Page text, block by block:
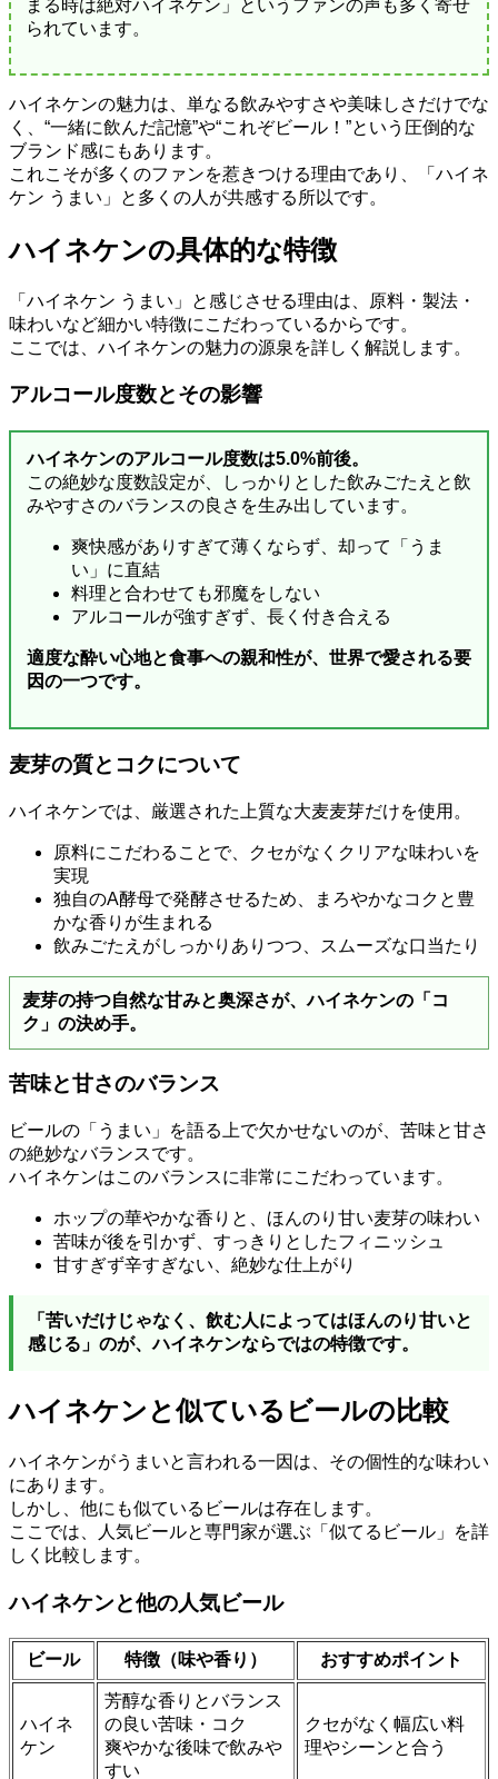
まる時は絶対ハイネケン」というファンの声も多く寄せ
られています。
ハイネケンの魅力は、単なる飲みやすさや美味しさだけでな
く、“一緒に飲んだ記憶”や“これぞビール！”という圧倒的な
ブランド感にもあります。
これこそが多くのファンを惹きつける理由であり、「ハイネ
ケン うまい」と多くの人が共感する所以です。
ハイネケンの具体的な特徴
「ハイネケン うまい」と感じさせる理由は、原料・製法・
味わいなど細かい特徴にこだわっているからです。
ここでは、ハイネケンの魅力の源泉を詳しく解説します。
アルコール度数とその影響
ハイネケンのアルコール度数は5.0%前後。
この絶妙な度数設定が、しっかりとした飲みごたえと飲
みやすさのバランスの良さを生み出しています。
爽快感がありすぎて薄くならず、却って「うま
い」に直結
料理と合わせても邪魔をしない
アルコールが強すぎず、長く付き合える
適度な酔い心地と食事への親和性が、世界で愛される要
因の一つです。
麦芽の質とコクについて
ハイネケンでは、厳選された上質な大麦麦芽だけを使用。
原料にこだわることで、クセがなくクリアな味わいを
実現
独自のA酵母で発酵させるため、まろやかなコクと豊
かな香りが生まれる
飲みごたえがしっかりありつつ、スムーズな口当たり
麦芽の持つ自然な甘みと奥深さが、ハイネケンの「コ
ク」の決め手。
苦味と甘さのバランス
ビールの「うまい」を語る上で欠かせないのが、苦味と甘さ
の絶妙なバランスです。
ハイネケンはこのバランスに非常にこだわっています。
ホップの華やかな香りと、ほんのり甘い麦芽の味わい
苦味が後を引かず、すっきりとしたフィニッシュ
甘すぎず辛すぎない、絶妙な仕上がり
「苦いだけじゃなく、飲む人によってはほんのり甘いと
感じる」のが、ハイネケンならではの特徴です。
ハイネケンと似ているビールの比較
ハイネケンがうまいと言われる一因は、その個性的な味わい
にあります。
しかし、他にも似ているビールは存在します。
ここでは、人気ビールと専門家が選ぶ「似てるビール」を詳
しく比較します。
ハイネケンと他の人気ビール
ビール 特徴（味や香り） おすすめポイント
ハイネ
ケン
芳醇な香りとバランス
の良い苦味・コク
爽やかな後味で飲みや
すい
クセがなく幅広い料
理やシーンと合う